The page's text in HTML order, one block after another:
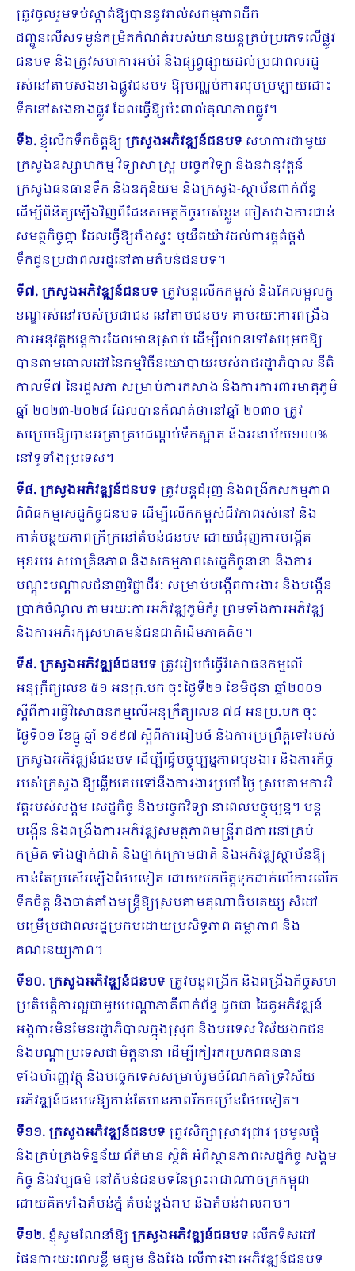
ត្រូវចូលរួមទប់ស្កាត់​ឱ្យបាននូវរាល់សកម្មភាពដឹក
ជញ្ជូនលើសទម្ងន់កម្រិតកំណត់របស់យានយន្តគ្រប់ប្រភេទលើផ្លូវ
ជនបទ និងត្រូវសហការអប់រំ និងផ្សព្វផ្សាយដល់ប្រជាពលរដ្ឋ
រស់នៅតាមសងខាងផ្លូវជនបទ ឱ្យបញ្ឈប់ការលុបប្រឡាយដោះ
ទឹកនៅសង​ខាងផ្លូវ ដែលធ្វើឱ្យប៉ះពាល់គុណភាពផ្លូវ។
ទី៦.ខ្ញុំលើកទឹកចិត្តឱ្យ ក្រសួងអភិវឌ្ឍន៍ជនបទ សហការជាមួយ
ក្រសួងឧស្សាហកម្ម វិទ្យាសាស្រ្ត បច្ចេកវិទ្យា និងនវានុវត្តន៍
ក្រសួងធនធានទឹក និងឧតុនិយម និងក្រសួង-ស្ថាប័ន​ពាក់ព័ន្ធ
ដើម្បីពិនិត្យឡើងវិញពីដែនសមត្ថកិច្ចរបស់ខ្លួន ចៀសវាងការជាន់
សមត្ថកិច្ចគ្នា ដែលធ្វើឱ្យរាំងស្ទះ ឬយឺតយ៉ាវដល់ការផ្គត់ផ្គង់
ទឹកជូនប្រជាពលរដ្ឋនៅតាមតំបន់ជនបទ។
ទី៧.ក្រសួង​អភិវឌ្ឍន៍ជនបទ ត្រូវបន្តលើកកម្ពស់ និងកែលម្អលក្ខ
ខណ្ឌរស់នៅរបស់ប្រជាជន នៅតាមជនបទ តាមរយៈការពង្រឹង
ការអនុវត្តយន្តការដែលមានស្រាប់ ដើម្បីឈានទៅសម្រេច​ឱ្យ
បានតាមគោលដៅនៃកម្មវិធីនយោបាយរបស់រាជរដ្ឋាភិបាល នីតិ
កាលទី៧ នៃរដ្ឋសភា សម្រាប់ការកសាង និងការការពារមាតុភូមិ
ឆ្នាំ ២០២៣-២០២៨ ដែលបានកំណត់ថានៅឆ្នាំ ២០៣០ ត្រូវ
សម្រេចឱ្យបានអត្រាគ្របដណ្តប់ទឹកស្អាត និងអនាម័យ១០០%
នៅទូទាំងប្រទេស។
ទី៨.ក្រសួងអភិវឌ្ឍន៍ជនបទ ត្រូវបន្តជំរុញ និងពង្រីកសកម្មភាព
ពិពិធកម្មសេដ្ឋកិច្ចជន​បទ ដើម្បីលើកកម្ពស់ជីវភាពរស់នៅ និង
កាត់បន្ថយភាពក្រីក្រនៅតំបន់ជនបទ ដោយជំរុញការបង្កើត
មុខរបរ សហគ្រិនភាព និង​​សកម្មភាពសេដ្ឋកិច្ចនានា និងការ
បណ្តុះបណ្តាលជំនាញវិជ្ជាជីវៈ សម្រាប់បង្កើតការងារ និងបង្កើន
ប្រាក់ចំណូល តាមរយៈការអភិវឌ្ឍភូមិគំរូ ព្រមទាំងការអភិវឌ្ឍ
និងការអភិរក្សសហគមន៍ជនជាតិដើមភាគតិច។
ទី៩.ក្រសួងអភិវឌ្ឍន៍ជនបទ ត្រូវរៀបចំធ្វើវិសោធនកម្មលើ
អនុក្រឹត្យលេខ ៥១ អនក្រ.បក ចុះថ្ងៃទី២១ ខែមិថុនា ឆ្នាំ២០០១
ស្តីពីការធ្វើវិសោធនកម្មលើអនុក្រឹត្យលេខ ៧៨ អនប្រ.បក ចុះ
ថ្ងៃទី០១ ខែធ្នូ ឆ្នាំ ១៩៩៧ ស្តីពីការរៀបចំ និងការប្រព្រឹត្តទៅរបស់
ក្រសួងអភិវឌ្ឍន៍ជនបទ ដើម្បីធ្វើបច្ចុប្បន្នភាពមុខងារ និងភារកិច្ច
របស់ក្រសួង ឱ្យឆ្លើយតបទៅនឹងការងារប្រចាំថ្ងៃ ស្របតាមការ​វិ
វត្តរបស់សង្គម សេដ្ឋកិច្ច និងបច្ចេកវិទ្យា នាពេលបច្ចុប្បន្ន។ បន្ត
បង្កើន និងពង្រឹងការអភិវឌ្ឍ​សមត្ថភាពមន្រ្តីរាជការនៅគ្រប់
កម្រិត ទាំងថ្នាក់ជាតិ និងថ្នាក់ក្រោមជាតិ និងអភិវឌ្ឍស្ថាប័នឱ្យ
កាន់តែប្រសើរឡើងថែមទៀត ដោយយកចិត្តទុកដាក់លើការលើក
ទឹកចិត្ត និងចាត់តាំងមន្រ្តីឱ្យស្របតាមគុណាធិបតេយ្យ សំដៅ
បម្រើប្រជាពលរដ្ឋប្រកបដោយប្រសិទ្ធភាព តម្លាភាព និង
គណនេយ្យភាព។
ទី១០.ក្រសួង​អភិវឌ្ឍន៍ជនបទ ត្រូវបន្តពង្រីក និងពង្រឹងកិច្ចសហ
ប្រតិបត្តិការល្អជាមួយបណ្តាភាគីពាក់ព័ន្ធ ដូចជា ដៃគូអភិវឌ្ឍន៍
អង្គការមិនមែនរដ្ឋាភិបាលក្នុងស្រុក និងបរទេស វិស័យ​ឯកជន
និងបណ្តាប្រទេសជាមិត្តនានា ដើម្បីកៀរគរប្រភពធនធាន
ទាំងហិរញ្ញវត្ថុ និងបច្ចេក​ទេសសម្រាប់រួមចំណែកគាំទ្រវិស័យ
អភិវឌ្ឍន៍ជនបទឱ្យកាន់តែមានភាពរីកចម្រើនថែមទៀត។
ទី១១.ក្រសួង​អភិវឌ្ឍន៍ជនបទ ត្រូវសិក្សាស្រាវជ្រាវ ប្រមូលផ្តុំ
និងគ្រប់គ្រងទិន្នន័យ ព័ត៌មាន ស្ថិតិ អំពីស្ថានភាពសេដ្ឋកិច្ច សង្គម
កិច្ច និងវប្បធម៌ នៅតំបន់ជនបទនៃព្រះរាជាណាចក្រកម្ពុជា
ដោយគិតទាំងតំបន់ភ្នំ តំបន់ខ្ពង់រាប និងតំបន់វាលរាប។
ទី១២.ខ្ញុំសូមណែនាំឱ្យ ក្រសួង​អភិវឌ្ឍន៍ជនបទ លើកទិសដៅ
ផែនការយៈពេលខ្លី មធ្យម និងវែង លើការងារអភិវឌ្ឍន៍ជនបទ